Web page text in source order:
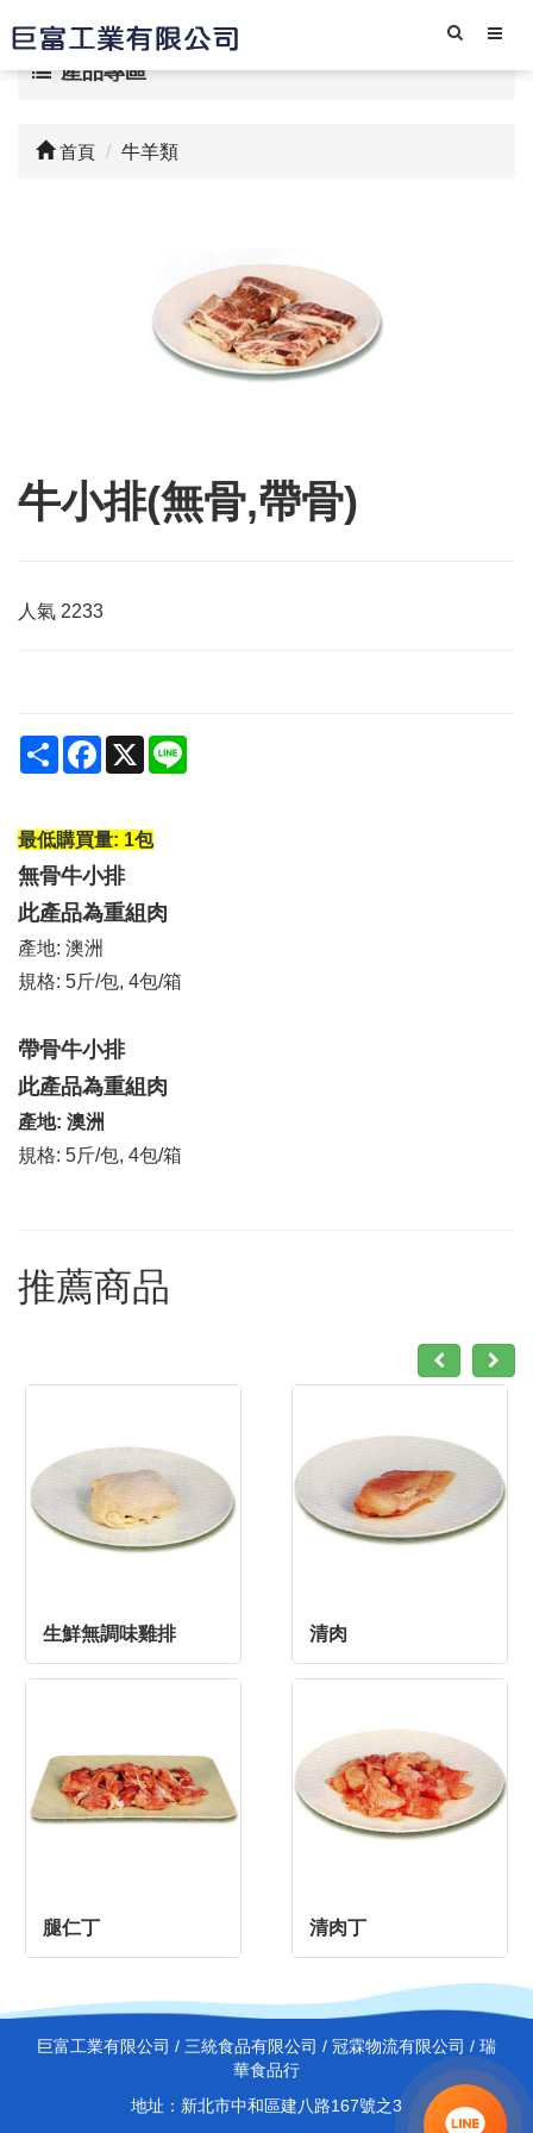
產品專區
首頁 牛羊類
牛小排(無骨,帶骨)
人氣 2233
Share Facebook
X
最低購買量: 1包
無骨牛小排
此產品為重組肉
產地: 澳洲
規格: 5斤/包, 4包/箱
帶骨牛小排
此產品為重組肉
產地: 澳洲
規格: 5斤/包, 4包/箱
推薦商品
生鮮無調味雞排 清肉
腿仁丁 清肉丁
巨富工業有限公司 / 三統食品有限公司 / 冠霖物流有限公司 / 瑞
華食品行
地址：新北市中和區建八路167號之3